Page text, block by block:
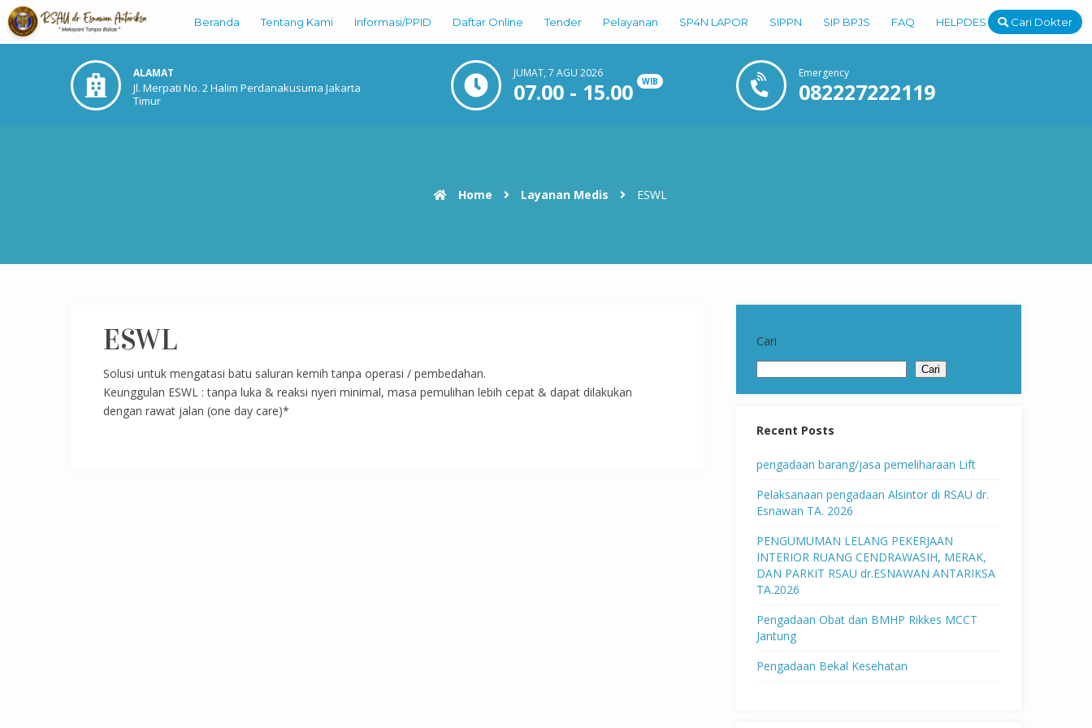
Beranda Tentang Kami Informasi/PPID Daftar Online Tender Pelayanan SP4N LAPOR SIPPN SIP BPJS FAQ HELPDESK Cari Dokter
ALAMAT
Jl. Merpati No. 2 Halim Perdanakusuma Jakarta
Timur
JUMAT, 7 AGU 2026
07.00 - 15.00 WIB
Emergency
082227222119
Home Layanan Medis ESWL
ESWL
Solusi untuk mengatasi batu saluran kemih tanpa operasi / pembedahan.
Keunggulan ESWL : tanpa luka & reaksi nyeri minimal, masa pemulihan lebih cepat & dapat dilakukan
dengan rawat jalan (one day care)*
Cari
Cari
Recent Posts
pengadaan barang/jasa pemeliharaan Lift
Pelaksanaan pengadaan Alsintor di RSAU dr.
Esnawan TA. 2026
PENGUMUMAN LELANG PEKERJAAN
INTERIOR RUANG CENDRAWASIH, MERAK,
DAN PARKIT RSAU dr.ESNAWAN ANTARIKSA
TA.2026
Pengadaan Obat dan BMHP Rikkes MCCT
Jantung
Pengadaan Bekal Kesehatan